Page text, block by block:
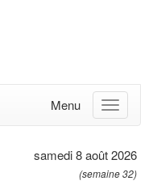
Menu
samedi 8 août 2026
(semaine 32)